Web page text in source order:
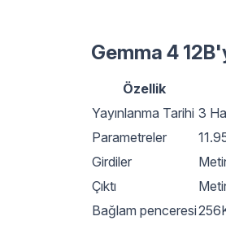
Gemma 4
Özellik
Yayınlanma Tarihi 3
Parametreler
Girdiler
Çıktı
Bağlam penceresi